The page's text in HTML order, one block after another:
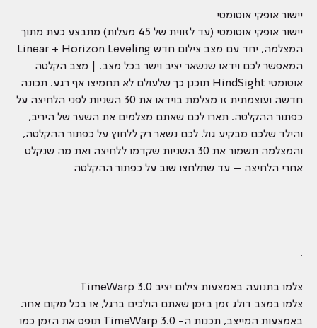
יישור אופקי אוטומטי
יישור אופקי אוטומטי (עד לזווית של 45 מעלות) מתבצע כעת מתוך
המצלמה, יחד עם מצב צילום חדש Linear + Horizon Leveling
המאפשר לכם וידאו שנשאר יציב וישר בכל מצב. | מצב הקלטה
אוטומטי HindSight תוכנן כך שלעולם לא תחמיצו אף רגע. תכונה
חדשה ועוצמתית זו מצלמת בוידאו את 30 השניות לפני הלחיצה על
כפתור ההקלטה. תארו לכם שאתם מצלמים את השער של היריב,
והילד שלכם מבקיע גול. לכם נשאר רק ללחוץ על כפתור ההקלטה,
והמצלמה תשמור את 30 השניות שקדמו ללחיצה ואת מה שנקלט
אחרי הלחיצה – עד שתלחצו שוב על כפתור ההקלטה
.
צלמו בתנועה באמצעות צילום יציב TimeWarp 3.0
צלמו במצב דולג זמן בזמן שאתם הולכים ברגל, או בכל מקום אחר.
באמצעות המייצב, תכנות ה- TimeWarp 3.0 תופס את הזמן כמו